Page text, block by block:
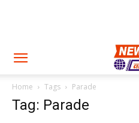
Home Tags Parade
Tag: Parade